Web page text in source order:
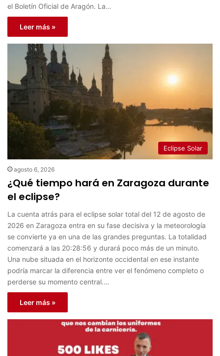
el Boletín Oficial de Aragón. La…
Leer más »
Eclipse Solar
agosto 6, 2026
¿Qué tiempo hará en Zaragoza durante
el eclipse?
La cuenta atrás para el eclipse solar total del 12 de agosto de
2026 en Zaragoza entra en su fase decisiva y la meteorología
se convierte ya en una de las grandes preguntas. La totalidad
comenzará a las 20:28:56 y durará poco más de un minuto.
Una nube situada en el horizonte occidental en ese instante
podría marcar la diferencia entre ver el fenómeno completo o
perderse su momento central.…
Leer más »